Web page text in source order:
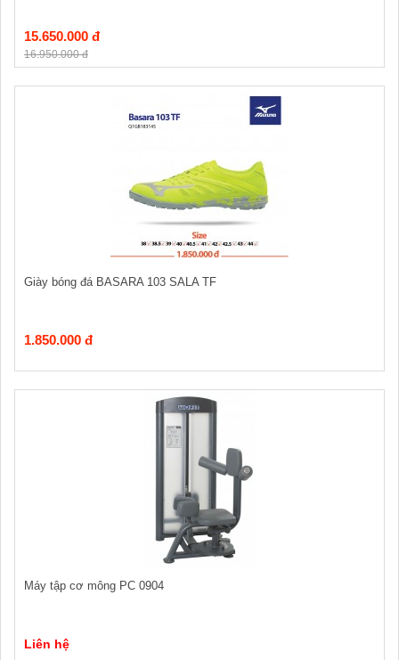
15.650.000 đ
16.950.000 đ
Giày bóng đá BASARA 103 SALA TF
1.850.000 đ
Máy tập cơ mông PC 0904
Liên hệ